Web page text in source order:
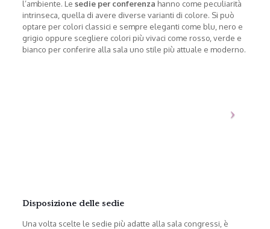
l’ambiente. Le sedie per conferenza hanno come peculiarità
intrinseca, quella di avere diverse varianti di colore. Si può
optare per colori classici e sempre eleganti come blu, nero e
grigio oppure scegliere colori più vivaci come rosso, verde e
bianco per conferire alla sala uno stile più attuale e moderno.
Disposizione delle sedie
Una volta scelte le sedie più adatte alla sala congressi, è